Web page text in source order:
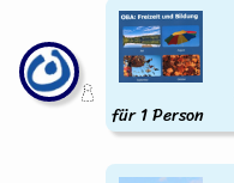
für 1 Person